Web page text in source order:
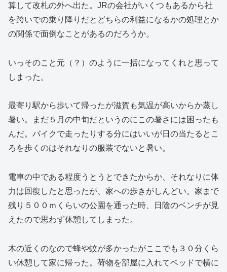
算して改札の外へ出た。JRの会社がいくつもあるから社
を跨いでの乗り降りだとどちらの利益になるかの処理とか
の関係で面倒なことがあるのだろうか。
いっそのこと元（？）のように一括になってくれと思って
しまった。
最寄り駅から歩いて帰ったが滋賀も気温が高いからか蒸し
暑い。まだ５月の中旬だというのにこの暑さには困ったも
んだ。バイクで走ったりする分にはいいが日の当たるとこ
ろを歩くのはそれなりの服装でないと暑い。
電車の中である程度うとうとできたからか、それなりに体
力は回復したと思ったが、家への歩きがしんどい。家まで
残り５００ｍくらいの公園を通った時、日陰のベンチが見
えたので思わず休憩してしまった。
木の近くのなので蜂や蚊が多かったがここでも３０分くら
い休憩して家に帰った。荷物を部屋に入れてベッドで横に